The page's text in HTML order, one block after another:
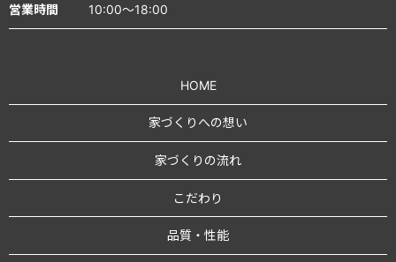
営業時間 10:00～18:00
HOME
家づくりへの想い
家づくりの流れ
こだわり
品質・性能